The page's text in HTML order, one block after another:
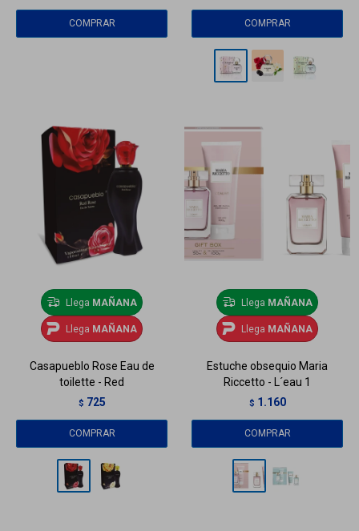
Llega MAÑANA
Llega MAÑANA
Casapueblo Rose Eau de
toilette - Red
$ 725
Llega MAÑANA
Llega MAÑANA
Estuche obsequio Maria
Riccetto - L´eau 1
$ 1.160